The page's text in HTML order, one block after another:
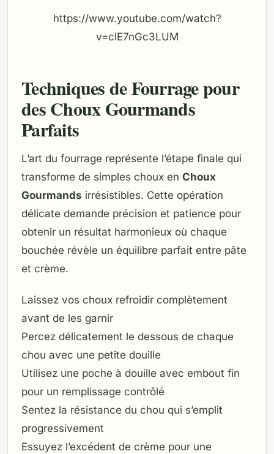
https://www.youtube.com/watch?
v=clE7nGc3LUM
Techniques de Fourrage pour
des Choux Gourmands
Parfaits
L’art du fourrage représente l’étape finale qui
transforme de simples choux en Choux
Gourmands irrésistibles. Cette opération
délicate demande précision et patience pour
obtenir un résultat harmonieux où chaque
bouchée révèle un équilibre parfait entre pâte
et crème.
Laissez vos choux refroidir complètement
avant de les garnir
Percez délicatement le dessous de chaque
chou avec une petite douille
Utilisez une poche à douille avec embout fin
pour un remplissage contrôlé
Sentez la résistance du chou qui s’emplit
progressivement
Essuyez l’excédent de crème pour une